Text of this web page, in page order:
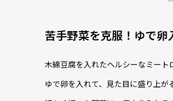
苦手野菜を克服！ゆで
木綿豆腐を入れたヘルシーなミート
ゆで卵を入れて、見た目に盛り上が